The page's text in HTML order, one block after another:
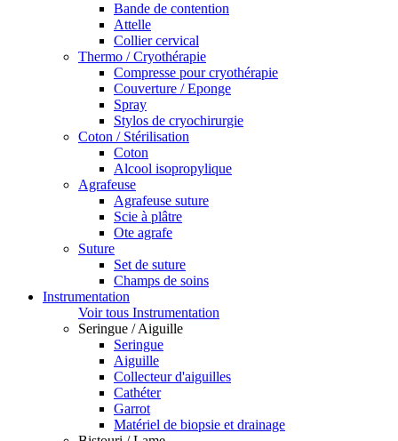
Bande de contention
Attelle
Collier cervical
Thermo / Cryothérapie
Compresse pour cryothérapie
Couverture / Eponge
Spray
Stylos de cryochirurgie
Coton / Stérilisation
Coton
Alcool isopropylique
Agrafeuse
Agrafeuse suture
Scie à plâtre
Ote agrafe
Suture
Set de suture
Champs de soins
Instrumentation
Voir tous Instrumentation
Seringue / Aiguille
Seringue
Aiguille
Collecteur d'aiguilles
Cathéter
Garrot
Matériel de biopsie et drainage